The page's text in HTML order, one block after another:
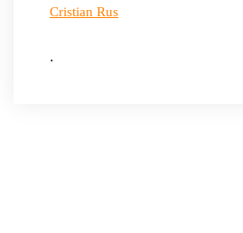
Cristian Rus
.